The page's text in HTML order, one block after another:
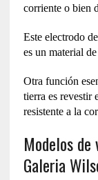
corriente o bien
Este electrodo
es un material
Otra función
tierra es revestir
resistente a la
Modelos
Galeria